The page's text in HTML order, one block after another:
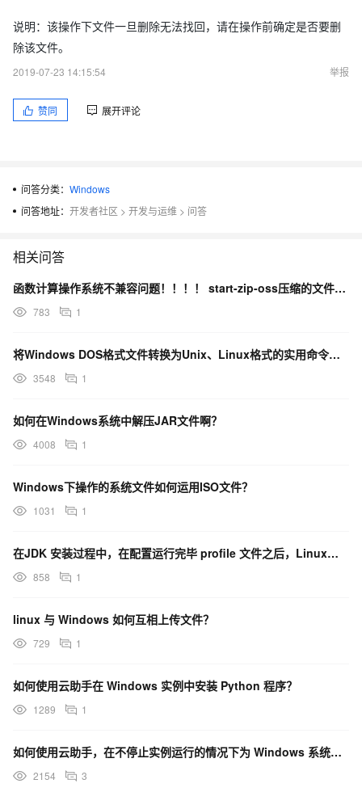
说明：该操作下文件一旦删除无法找回，请在操作前确定是否要删
除该文件。
2019-07-23 14:15:54
举报
赞同 展开评论
问答分类： Windows
问答地址： 开发者社区 > 开发与运维 > 问答
相关问答
函数计算操作系统不兼容问题！！！！ start-zip-oss压缩的文件，用windows11右键解
783 1
将Windows DOS格式文件转换为Unix、Linux格式的实用命令是什么呀？
3548 1
如何在Windows系统中解压JAR文件啊？
4008 1
Windows下操作的系统文件如何运用ISO文件？
1031 1
在JDK 安装过程中，在配置运行完毕 profile 文件之后，Linux和windows的区别
858 1
linux 与 Windows 如何互相上传文件？
729 1
如何使用云助手在 Windows 实例中安装 Python 程序？
1289 1
如何使用云助手，在不停止实例运行的情况下为 Windows 系统扩容云盘？
2154 3